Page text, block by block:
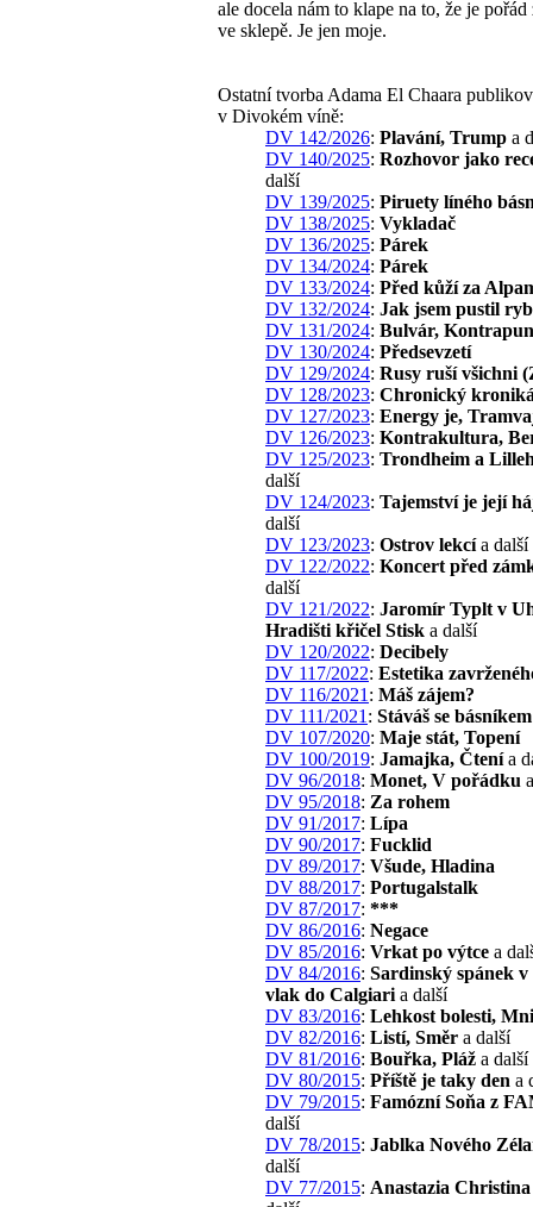
ale docela nám to klape na to, že je pořád
ve sklepě. Je jen moje.
Ostatní tvorba Adama El Chaara
v Divokém víně:
DV 142/2026: Plavání, Trump a
DV 140/2025: Rozhovor jako
další
DV 139/2025: Piruety líného
DV 138/2025: Vykladač
DV 136/2025: Párek
DV 134/2024: Párek
DV 133/2024: Před kůží za
DV 132/2024: Jak jsem pustil
DV 131/2024: Bulvár,
DV 130/2024: Předsevzetí
DV 129/2024: Rusy ruší všichni
DV 128/2023: Chronický
DV 127/2023: Energy je,
DV 126/2023: Kontrakultura,
DV 125/2023: Trondheim a
další
DV 124/2023: Tajemství je její
další
DV 123/2023: Ostrov lekcía další
DV 122/2022: Koncert před
další
DV 121/2022: Jaromír Typlt v
Hradišti křičel Stisk a další
DV 120/2022: Decibely
DV 117/2022: Estetika
DV 116/2021 : Máš zájem?
DV 111/2021 : Stáváš se básníkem
DV 107/2020: Maje stát, Topení
DV 100/2019: Jamajka, Čtenía
DV 96/2018: Monet, V pořádku
DV 95/2018: Za rohem
DV 91/2017: Lípa
DV 90/2017: Fucklid
DV 89/2017: Všude, Hladina
DV 88/2017: Portugalstalk
DV 87/2017: ***
DV 86/2016: Negace
DV 85/2016: Vrkat po výtce a
DV 84/2016: Sardinský spánek v
vlak do Calgiari a další
DV 83/2016: Lehkost bolesti,
DV 82/2016: Listí, Směr a další
DV 81/2016: Bouřka, Pláž a další
DV 80/2015: Příště je taky den a
DV 79/2015: Famózní Soňa z
další
DV 78/2015: Jablka Nového
další
DV 77/2015: Anastazia